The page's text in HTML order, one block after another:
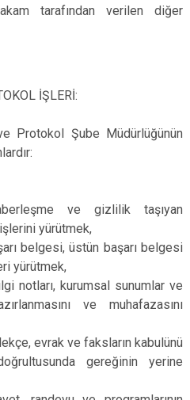
tarafından verilen diğer
İŞLERİ:
Protokol Şube Müdürlüğünün
ve gizlilik taşıyan
yürütmek,
belgesi, üstün başarı belgesi
yürütmek,
notları, kurumsal sunumlar ve
ve muhafazasını
evrak ve faksların kabulünü
gereğinin yerine